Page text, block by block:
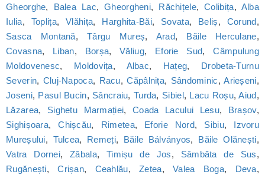
Gheorghe, Balea Lac,Gheorgheni, Răchițele,Colibița, Alba
Iulia, Toplița,Vlăhița, Harghita-Băi, Sovata, Beliș, Corund,
Sasca Montană,Târgu Mureș, Arad, Băile Herculane,
Covasna, Liban, Borșa,Văliug, Eforie Sud,Câmpulung
Moldovenesc, Moldovița, Albac, Hațeg, Drobeta-Turnu
Severin, Cluj-Napoca, Racu,Căpâlnița, Sândominic,Arieșeni,
Joseni, Pasul Bucin, Sâncraiu, Turda, Sibiel, Lacu Roșu,Aiud,
Lăzarea, Sighetu Marmației,Coada Lacului Lesu, Brașov,
Sighișoara,Chișcău, Rimetea, Eforie Nord, Sibiu, Izvoru
Mureșului, Tulcea, Remeți, Băile Bálványos, Băile Olănești,
Vatra Dornei,Zăbala, Timișu de Jos, Sâmbăta de Sus,
Rugănești,Crișan, Ceahlău,Zetea,Valea Boga, Deva,